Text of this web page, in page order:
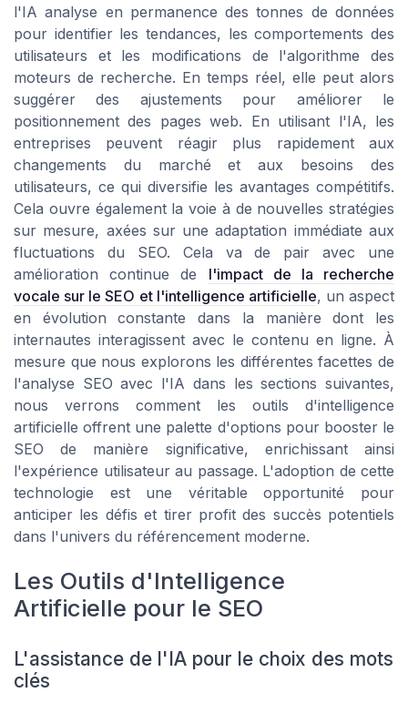
l'IA analyse en permanence des tonnes de données
pour identifier les tendances, les comportements des
utilisateurs et les modifications de l'algorithme des
moteurs de recherche. En temps réel, elle peut alors
suggérer des ajustements pour améliorer le
positionnement des pages web. En utilisant l'IA, les
entreprises peuvent réagir plus rapidement aux
changements du marché et aux besoins des
utilisateurs, ce qui diversifie les avantages compétitifs.
Cela ouvre également la voie à de nouvelles stratégies
sur mesure, axées sur une adaptation immédiate aux
fluctuations du SEO. Cela va de pair avec une
amélioration continue de l'impact de la recherche
vocale sur le SEO et l'intelligence artificielle, un aspect
en évolution constante dans la manière dont les
internautes interagissent avec le contenu en ligne. À
mesure que nous explorons les différentes facettes de
l'analyse SEO avec l'IA dans les sections suivantes,
nous verrons comment les outils d'intelligence
artificielle offrent une palette d'options pour booster le
SEO de manière significative, enrichissant ainsi
l'expérience utilisateur au passage. L'adoption de cette
technologie est une véritable opportunité pour
anticiper les défis et tirer profit des succès potentiels
dans l'univers du référencement moderne.
Les Outils d'Intelligence
Artificielle pour le SEO
L'assistance de l'IA pour le choix des mots
clés